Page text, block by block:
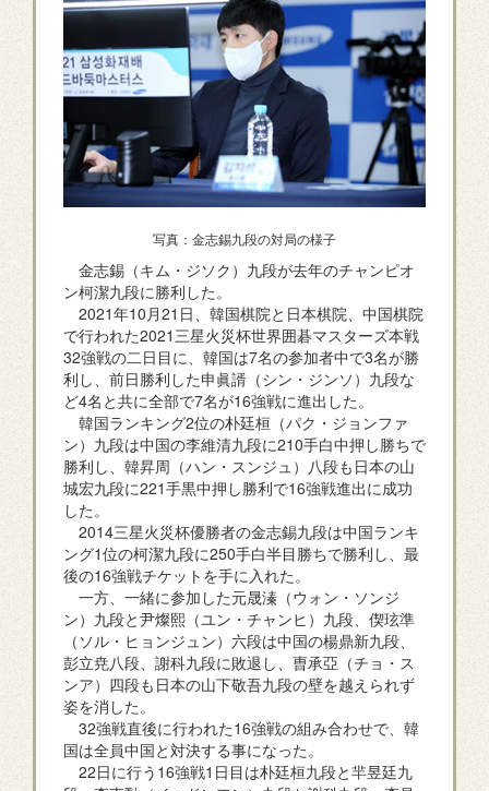
写真：金志錫九段の対局の様子
金志錫（キム・ジソク）九段が去年のチャンピオ
ン柯潔九段に勝利した。
2021年10月21日、韓国棋院と日本棋院、中国棋院
で行われた2021三星火災杯世界囲碁マスターズ本戦
32強戦の二日目に、韓国は7名の参加者中で3名が勝
利し、前日勝利した申眞諝（シン・ジンソ）九段な
ど4名と共に全部で7名が16強戦に進出した。
韓国ランキング2位の朴廷桓（パク・ジョンファ
ン）九段は中国の李維清九段に210手白中押し勝ちで
勝利し、韓昇周（ハン・スンジュ）八段も日本の山
城宏九段に221手黒中押し勝利で16強戦進出に成功
した。
2014三星火災杯優勝者の金志錫九段は中国ランキ
ング1位の柯潔九段に250手白半目勝ちで勝利し、最
後の16強戦チケットを手に入れた。
一方、一緒に参加した元晟溱（ウォン・ソンジ
ン）九段と尹燦熙（ユン・チャンヒ）九段、偰玹準
（ソル・ヒョンジュン）六段は中国の楊鼎新九段、
彭立尭八段、謝科九段に敗退し、曺承亞（チョ・ス
ンア）四段も日本の山下敬吾九段の壁を越えられず
姿を消した。
32強戦直後に行われた16強戦の組み合わせで、韓
国は全員中国と対決する事になった。
22日に行う16強戦1日目は朴廷桓九段と羋昱廷九